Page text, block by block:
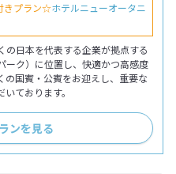
きプラン☆ホテルニューオータニ
の日本を代表する企業が拠点する
ーク）に位置し、快適かつ高感度
の国賓・公賓をお迎えし、重要な
ております。
ンを見る